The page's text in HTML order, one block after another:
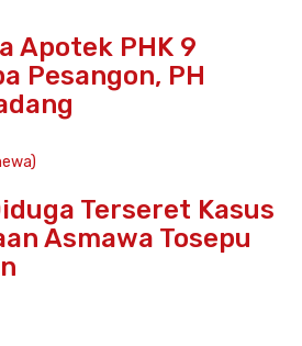
Apotek PHK 9
Pesangon, PH
Terseret Kasus
Asmawa Tosepu